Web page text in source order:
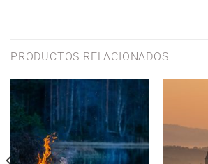
PRODUCTOS RELACIONADOS